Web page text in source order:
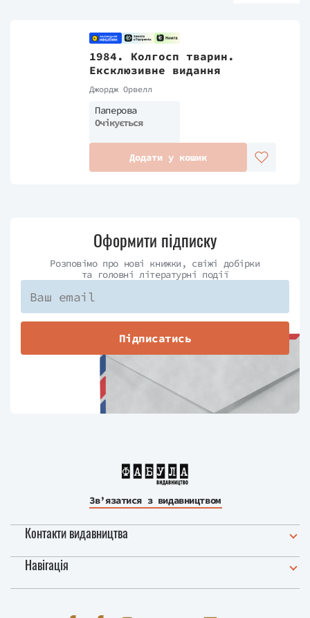
1984. Колгосп тварин.
Ексклюзивне видання
Джордж Орвелл
Паперова
Очікується
Додати у кошик
Оформити підписку
Розповімо про нові книжки, свіжі добірки
та головні літературні події
Підписатись
Зв’язатися з видавництвом
Контакти видавництва
Навігація